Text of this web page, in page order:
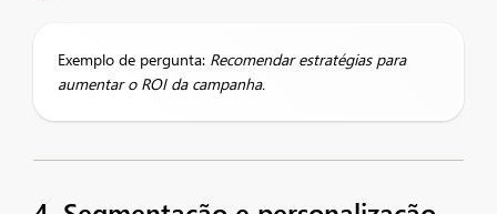
Exemplo de pergunta: Recomendar estratégias para
aumentar o ROI da campanha.